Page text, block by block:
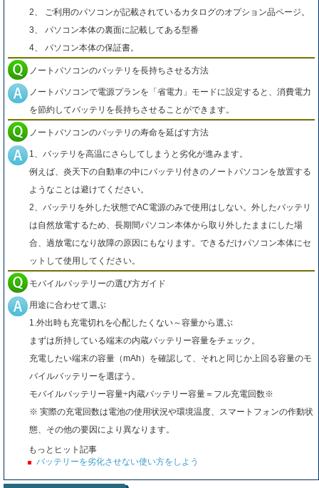
2、 ご利用のパソコンが記載されているカタログのオプション品ページ。
3、 パソコン本体の裏面に記載してある型番
4、 パソコン本体の保証書。
ノートパソコンのバッテリを長持ちさせる方法
ノートパソコンで電源プランを「省電力」モードに設定すると、消費電力
を節約してバッテリを長持ちさせることができます。
ノートパソコンのバッテリの寿命を延ばす方法
1、バッテリを高温にさらしてしまうと劣化が進みます。
例えば、炎天下の自動車の中にバッテリ付きのノートパソコンを放置する
ようなことは避けてください。
2、バッテリを外した状態でAC電源のみで使用はしない。外したバッテリ
は自然放電するため、長期間パソコン本体から取り外したままにした場
合、過放電になり故障の原因にもなります。できるだけパソコン本体にセ
ットして使用してください。
モバイルバッテリーの選び方ガイド
用途に合わせて選ぶ
1.外出時も充電切れを心配したくない～容量から選ぶ
まずは所持している端末の内蔵バッテリー容量をチェック。
充電したい端末の容量（mAh）を確認して、それと同じか上回る容量のモ
バイルバッテリーを選ぼう。
モバイルバッテリー容量÷内蔵バッテリー容量＝フル充電回数※
※ 実際の充電回数は電池の使用状況や環境温度、スマートフォンの作動状
態、その他の要因により異なります。
もっとヒット記事
バッテリーを劣化させない使い方をしよう